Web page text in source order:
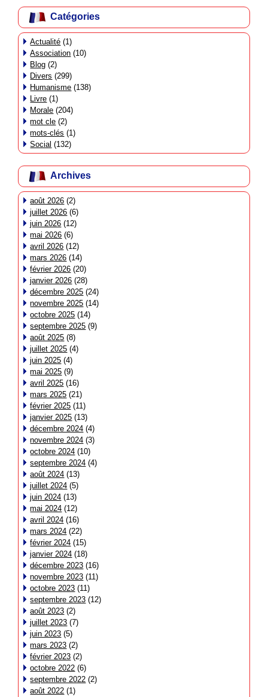
Catégories
Actualité (1)
Association (10)
Blog (2)
Divers (299)
Humanisme (138)
Livre (1)
Morale (204)
mot cle (2)
mots-clés (1)
Social (132)
Archives
août 2026 (2)
juillet 2026 (6)
juin 2026 (12)
mai 2026 (6)
avril 2026 (12)
mars 2026 (14)
février 2026 (20)
janvier 2026 (28)
décembre 2025 (24)
novembre 2025 (14)
octobre 2025 (14)
septembre 2025 (9)
août 2025 (8)
juillet 2025 (4)
juin 2025 (4)
mai 2025 (9)
avril 2025 (16)
mars 2025 (21)
février 2025 (11)
janvier 2025 (13)
décembre 2024 (4)
novembre 2024 (3)
octobre 2024 (10)
septembre 2024 (4)
août 2024 (13)
juillet 2024 (5)
juin 2024 (13)
mai 2024 (12)
avril 2024 (16)
mars 2024 (22)
février 2024 (15)
janvier 2024 (18)
décembre 2023 (16)
novembre 2023 (11)
octobre 2023 (11)
septembre 2023 (12)
août 2023 (2)
juillet 2023 (7)
juin 2023 (5)
mars 2023 (2)
février 2023 (2)
octobre 2022 (6)
septembre 2022 (2)
août 2022 (1)